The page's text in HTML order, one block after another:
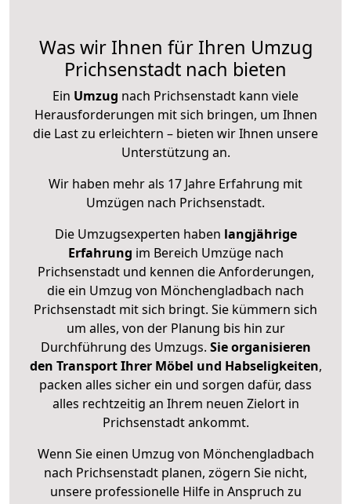
Was wir Ihnen für Ihren Umzug
Prichsenstadt nach bieten
Ein Umzug nach Prichsenstadt kann viele
Herausforderungen mit sich bringen, um Ihnen
die Last zu erleichtern – bieten wir Ihnen unsere
Unterstützung an.
Wir haben mehr als 17 Jahre Erfahrung mit
Umzügen nach Prichsenstadt.
Die Umzugsexperten haben langjährige
Erfahrung im Bereich Umzüge nach
Prichsenstadt und kennen die Anforderungen,
die ein Umzug von Mönchengladbach nach
Prichsenstadt mit sich bringt. Sie kümmern sich
um alles, von der Planung bis hin zur
Durchführung des Umzugs. Sie organisieren
den Transport Ihrer Möbel und Habseligkeiten,
packen alles sicher ein und sorgen dafür, dass
alles rechtzeitig an Ihrem neuen Zielort in
Prichsenstadt ankommt.
Wenn Sie einen Umzug von Mönchengladbach
nach Prichsenstadt planen, zögern Sie nicht,
unsere professionelle Hilfe in Anspruch zu